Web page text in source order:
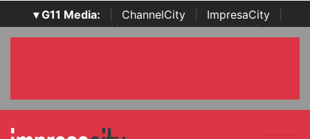
▾ G11 Media: ChannelCity ImpresaCity
SecurityOpenLab | Italian Channel Awards | Italian